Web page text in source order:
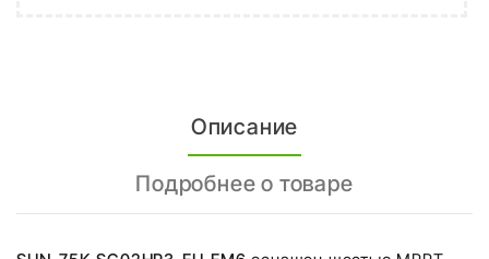
Описание
Подробнее о товаре